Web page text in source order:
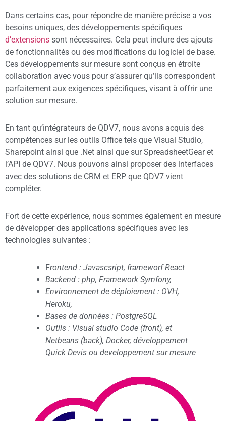
Dans certains cas, pour répondre de manière précise a vos
besoins uniques, des développements spécifiques
d’extensions sont nécessaires. Cela peut inclure des ajouts
de fonctionnalités ou des modifications du logiciel de base.
Ces développements sur mesure sont conçus en étroite
collaboration avec vous pour s’assurer qu’ils correspondent
parfaitement aux exigences spécifiques, visant à offrir une
solution sur mesure.
En tant qu’intégrateurs de QDV7, nous avons acquis des
compétences sur les outils Office tels que Visual Studio,
Sharepoint ainsi que .Net ainsi que sur SpreadsheetGear et
l’API de QDV7. Nous pouvons ainsi proposer des interfaces
avec des solutions de CRM et ERP que QDV7 vient
compléter.
Fort de cette expérience, nous sommes également en mesure
de développer des applications spécifiques avec les
technologies suivantes :
Frontend : Javascsript, frameworf React
Backend : php, Framework Symfony,
Environnement de déploiement : OVH,
Heroku,
Bases de données : PostgreSQL
Outils : Visual studio Code (front), et
Netbeans (back), Docker, développement
Quick Devis ou developpement sur mesure